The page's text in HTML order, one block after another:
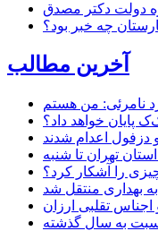
دولت دکتر مصدق
آخرین مطالب
پایان خواهد داد؟
دزفول اعدام شدند
تهران تا شنبه
را آشکار کرد؟
بهداری منتقل شد
تقلبی ارزان